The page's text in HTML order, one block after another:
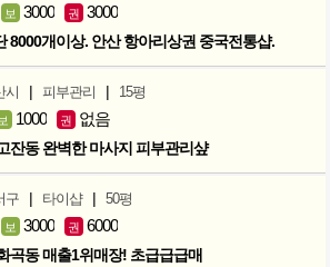
보 3000 권 3000
8000개이상. 안산 항아리상권 중국전통샵.
| 피부관리 | 15평
보 1000 권 없음
잔동 완벽한 마사지 피부관리샾
구 | 타이샵 | 50평
보 3000 권 6000
곡동 매출1위매장! 초급급급매